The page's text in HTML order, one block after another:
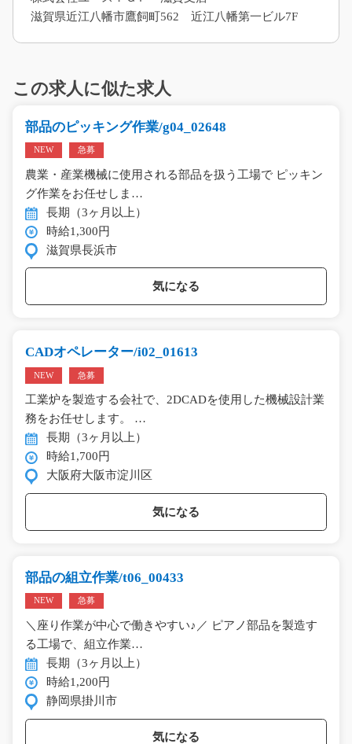
滋賀県近江八幡市鷹飼町562 近江八幡第一ビル7F
この求人に似た求人
部品のピッキング作業/g04_02648
NEW 急募
農業・産業機械に使用される部品を扱う工場で ピッキン
グ作業をお任せしま…
長期（3ヶ月以上）
時給1,300円
滋賀県長浜市
気になる
CADオペレーター/i02_01613
NEW 急募
工業炉を製造する会社で、2DCADを使用した機械設計業
務をお任せします。 …
長期（3ヶ月以上）
時給1,700円
大阪府大阪市淀川区
気になる
部品の組立作業/t06_00433
NEW 急募
＼座り作業が中心で働きやすい♪／ ピアノ部品を製造す
る工場で、組立作業…
長期（3ヶ月以上）
時給1,200円
静岡県掛川市
気になる